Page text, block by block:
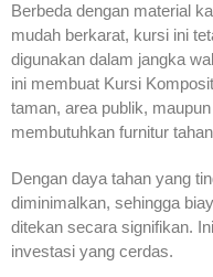
Berbeda dengan material
mudah berkarat, kursi ini
digunakan dalam jangka
ini membuat Kursi
taman, area publik,
membutuhkan furnitur
Dengan daya tahan yang
diminimalkan, sehingga
ditekan secara signifikan.
investasi yang cerdas.